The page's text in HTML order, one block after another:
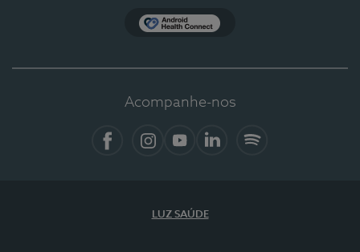
Acompanhe-nos
LUZ SAÚDE